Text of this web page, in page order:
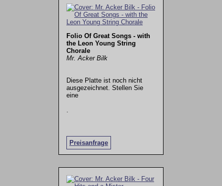
Folio Of Great Songs - with
the Leon Young String
Chorale
Mr. Acker Bilk
Diese Platte ist noch nicht
ausgezeichnet. Stellen Sie
eine
Preisanfrage